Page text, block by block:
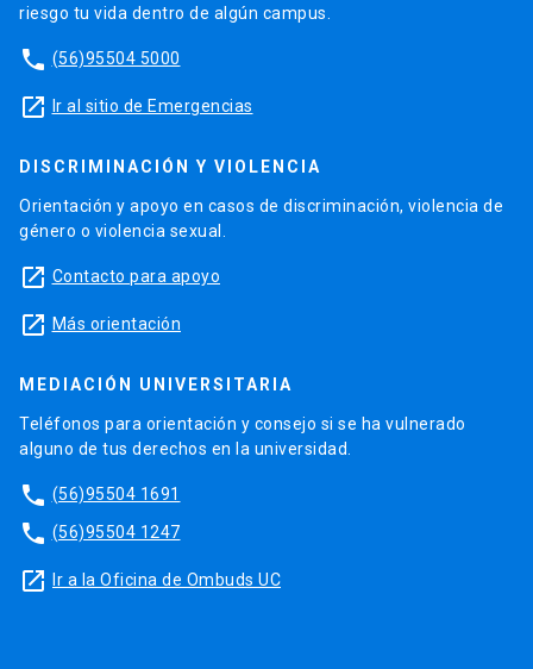
riesgo tu vida dentro de algún campus.
phone (56)95504 5000
launch Ir al sitio de Emergencias
DISCRIMINACIÓN Y VIOLENCIA
Orientación y apoyo en casos de discriminación, violencia de
género o violencia sexual.
launch Contacto para apoyo
launch Más orientación
MEDIACIÓN UNIVERSITARIA
Teléfonos para orientación y consejo si se ha vulnerado
alguno de tus derechos en la universidad.
phone (56)95504 1691
phone (56)95504 1247
launch Ir a la Oficina de Ombuds UC